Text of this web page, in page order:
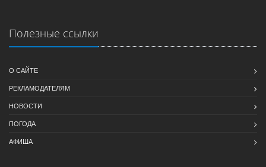
Полезные ссылки
О САЙТЕ
РЕКЛАМОДАТЕЛЯМ
НОВОСТИ
ПОГОДА
АФИША